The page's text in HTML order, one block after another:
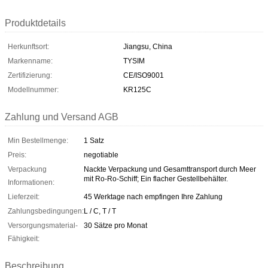
Produktdetails
Herkunftsort:
Jiangsu, China
Markenname:
TYSIM
Zertifizierung:
CE/ISO9001
Modellnummer:
KR125C
Zahlung und Versand AGB
Min Bestellmenge:
1 Satz
Preis:
negotiable
Verpackung
Informationen:
Nackte Verpackung und Gesamttransport durch Meer
mit Ro-Ro-Schiff; Ein flacher Gestellbehälter.
Lieferzeit:
45 Werktage nach empfingen Ihre Zahlung
Zahlungsbedingungen:L / C, T / T
Versorgungsmaterial-
Fähigkeit:
30 Sätze pro Monat
Beschreibung